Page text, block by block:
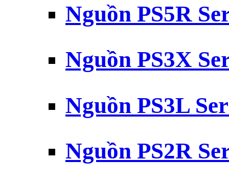
Nguồn PS5R
Nguồn PS3X
Nguồn PS3L
Nguồn PS2R